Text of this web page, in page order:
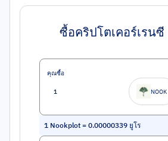
ซื้อคริปโตเคอร์เรนซี
คุณซื้อ
NOOK
1 Nookplot = 0.00000339 ยูโร